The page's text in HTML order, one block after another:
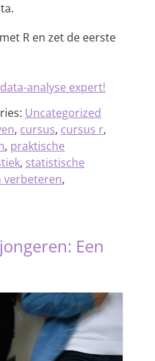
R en zet de eerste
analyse expert!
Uncategorized
, cursus, cursus r,
, praktische
, statistische
verbeteren,
Een